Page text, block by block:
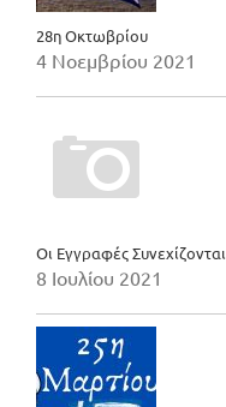
28η Οκτωβρίου
4 Νοεμβρίου 2021
Οι Εγγραφές Συνεχίζονται
8 Ιουλίου 2021